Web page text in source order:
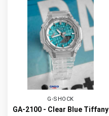
G-SHOCK
GA-2100 - Clear Blue Tiffany